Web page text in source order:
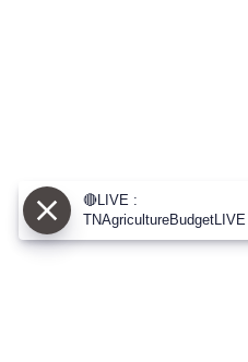
🔴LIVE :
TNAgricultureBudgetLIVE |
CMVijay | MinisterVinoth |